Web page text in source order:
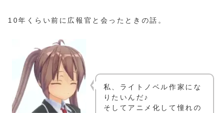
10年くらい前に広報官と会ったときの話。
私、ライトノベル作家にな
りたいんだ♪
そしてアニメ化して憧れの